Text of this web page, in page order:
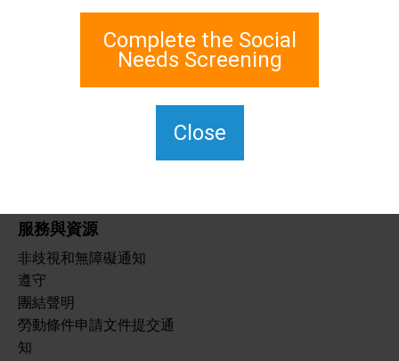
史泰登島, 紐約 10305
對於 TTY，請撥打 711。
服務與資源
非歧視和無障礙通知
遵守
團結聲明
勞動條件申請文件提交通
知
Complete the Social
Needs Screening
Close